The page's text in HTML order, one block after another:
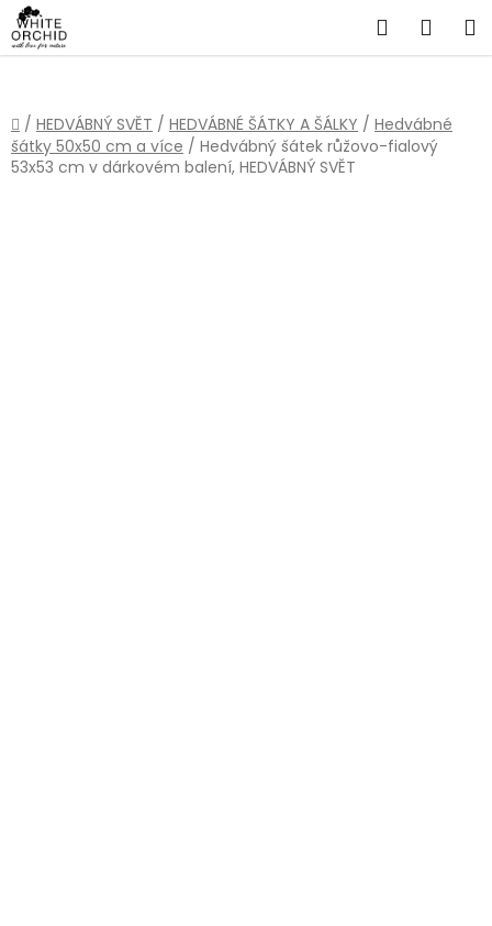
Přejít
na
obsah
Hledat
Domů
/ HEDVÁBNÝ SVĚT / HEDVÁBNÉ ŠÁTKY A ŠÁLKY / Hedvábné
šátky 50x50 cm a více / Hedvábný šátek růžovo-fialový
53x53 cm v dárkovém balení, HEDVÁBNÝ SVĚT